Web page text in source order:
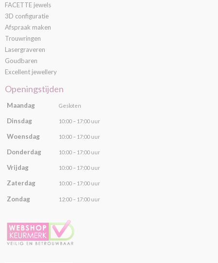
FACETTE jewels
3D configuratie
Afspraak maken
Trouwringen
Lasergraveren
Goudbaren
Excellent jewellery
Openingstijden
Maandag Gesloten
Dinsdag 10:00 – 17:00 uur
Woensdag 10:00 – 17:00 uur
Donderdag 10:00 – 17:00 uur
Vrijdag 10:00 – 17:00 uur
Zaterdag 10:00 – 17:00 uur
Zondag 12:00 – 17:00 uur